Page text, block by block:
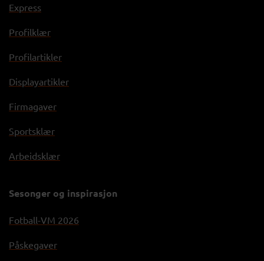
Express
Profilklær
Profilartikler
Displayartikler
Firmagaver
Sportsklær
Arbeidsklær
Sesonger og inspirasjon
Fotball-VM 2026
Påskegaver